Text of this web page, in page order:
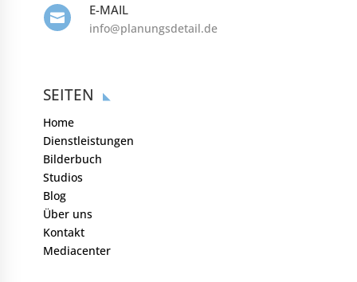
 E-MAIL
info@planungsdetail.de
SEITEN
Home
Dienstleistungen
Bilderbuch
Studios
Blog
Über uns
Kontakt
Mediacenter